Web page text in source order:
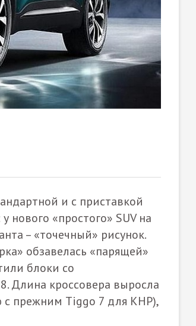
и с приставкой
«простого» SUV на
– «точечный» рисунок.
обзавелась «парящей»
блоки со
Длина кроссовера выросла
прежним Tiggo 7 для КНР),